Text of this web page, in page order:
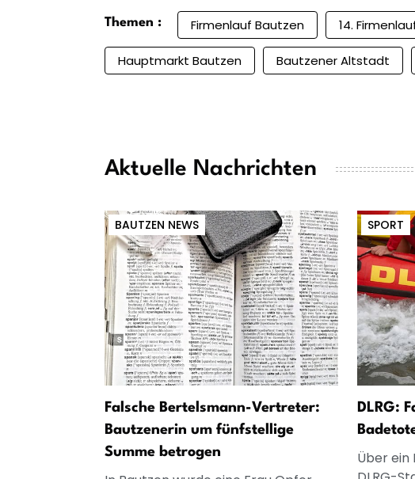
Themen : Firmenlauf Bautzen 14.
Hauptmarkt Bautzen Bautzener Altstadt
Aktuelle Nachrichten
BAUTZEN NEWS
Falsche Bertelsmann-Vertreter:
Bautzenerin um fünfstellige
Summe betrogen
SPORT
DLRG:
Über ein